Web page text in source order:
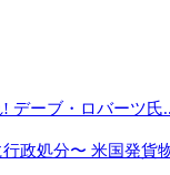
デーブ・ロバーツ氏
政処分〜 米国発貨